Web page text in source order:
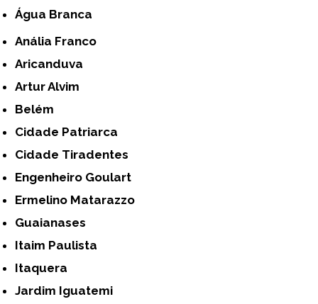
Água Branca
Anália Franco
Aricanduva
Artur Alvim
Belém
Cidade Patriarca
Cidade Tiradentes
Engenheiro Goulart
Ermelino Matarazzo
Guaianases
Itaim Paulista
Itaquera
Jardim Iguatemi